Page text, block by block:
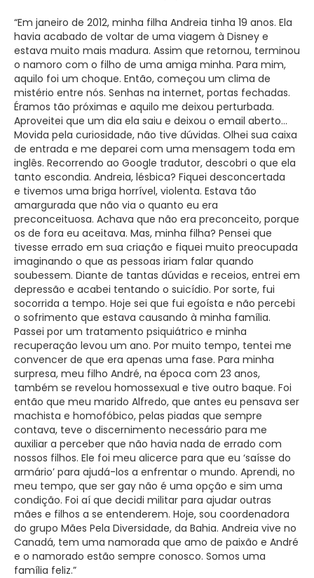
“Em janeiro de 2012, minha filha Andreia tinha 19 anos. Ela
havia acabado de voltar de uma viagem à Disney e
estava muito mais madura. Assim que retornou, terminou
o namoro com o filho de uma amiga minha. Para mim,
aquilo foi um choque. Então, começou um clima de
mistério entre nós. Senhas na internet, portas fechadas.
Éramos tão próximas e aquilo me deixou perturbada.
Aproveitei que um dia ela saiu e deixou o email aberto…
Movida pela curiosidade, não tive dúvidas. Olhei sua caixa
de entrada e me deparei com uma mensagem toda em
inglês. Recorrendo ao Google tradutor, descobri o que ela
tanto escondia. Andreia, lésbica? Fiquei desconcertada
e tivemos uma briga horrível, violenta. Estava tão
amargurada que não via o quanto eu era
preconceituosa. Achava que não era preconceito, porque
os de fora eu aceitava. Mas, minha filha? Pensei que
tivesse errado em sua criação e fiquei muito preocupada
imaginando o que as pessoas iriam falar quando
soubessem. Diante de tantas dúvidas e receios, entrei em
depressão e acabei tentando o suicídio. Por sorte, fui
socorrida a tempo. Hoje sei que fui egoísta e não percebi
o sofrimento que estava causando à minha família.
Passei por um tratamento psiquiátrico e minha
recuperação levou um ano. Por muito tempo, tentei me
convencer de que era apenas uma fase. Para minha
surpresa, meu filho André, na época com 23 anos,
também se revelou homossexual e tive outro baque. Foi
então que meu marido Alfredo, que antes eu pensava ser
machista e homofóbico, pelas piadas que sempre
contava, teve o discernimento necessário para me
auxiliar a perceber que não havia nada de errado com
nossos filhos. Ele foi meu alicerce para que eu ‘saísse do
armário’ para ajudá-los a enfrentar o mundo. Aprendi, no
meu tempo, que ser gay não é uma opção e sim uma
condição. Foi aí que decidi militar para ajudar outras
mães e filhos a se entenderem. Hoje, sou coordenadora
do grupo Mães Pela Diversidade, da Bahia. Andreia vive no
Canadá, tem uma namorada que amo de paixão e André
e o namorado estão sempre conosco. Somos uma
família feliz.”